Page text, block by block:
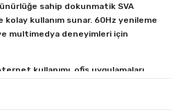
sahip dokunmatik SVA
kolay kullanım sunar. 60Hz yenileme
multimedya deneyimleri için
kullanımı, ofis uygulamaları,